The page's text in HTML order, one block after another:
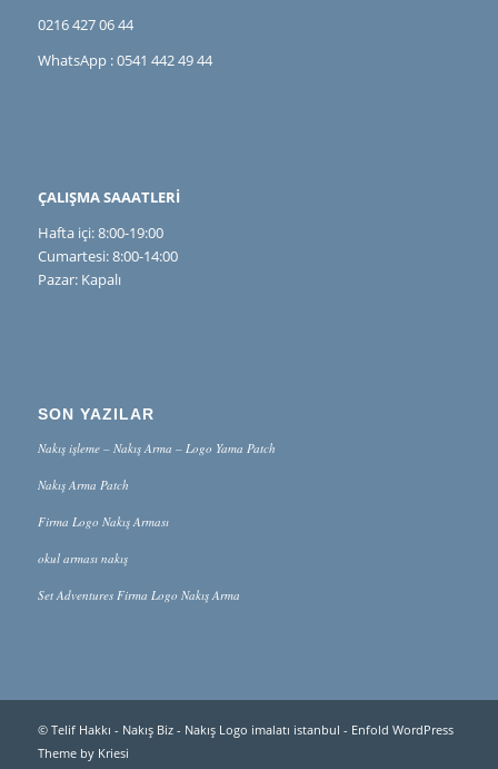
0216 427 06 44
WhatsApp : 0541 442 49 44
ÇALIŞMA SAAATLERİ
Hafta içi: 8:00-19:00
Cumartesi: 8:00-14:00
Pazar: Kapalı
SON YAZILAR
Nakış işleme – Nakış Arma – Logo Yama Patch
Nakış Arma Patch
Firma Logo Nakış Arması
okul arması nakış
Set Adventures Firma Logo Nakış Arma
© Telif Hakkı - Nakış Biz - Nakış Logo imalatı istanbul - Enfold WordPress
Theme by Kriesi